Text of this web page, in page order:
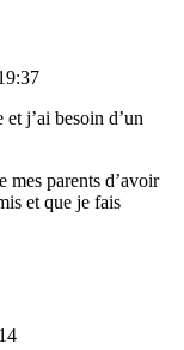
j’ai besoin d’un
mes parents d’avoir
et que je fais